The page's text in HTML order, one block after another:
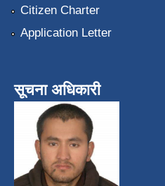
Citizen Charter
Application Letter
सूचना अधिकारी